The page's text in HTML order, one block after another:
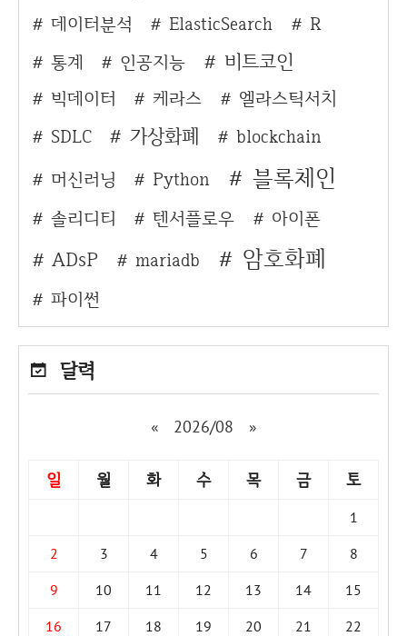
데이터분석 ElasticSearch
R
통계
인공지능 비트코인
빅데이터 케라스
엘라스틱서치
SDLC
가상화폐
blockchain
머신러닝
Python 블록체인
솔리디티 텐서플로우 아이폰
ADsP mariadb 암호화폐
파이썬
달력
« 2026/08 »
일 월 화 수 목 금 토
1
2
3 4 5 6 7
8
9
10 11 12 13 14
15
16
17 18 19 20 21
22